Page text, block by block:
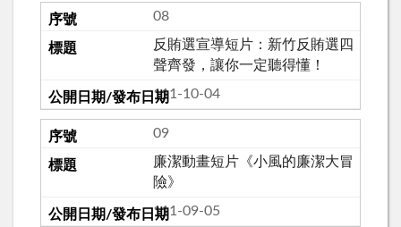
08
反賄選宣導短片：新竹反賄選四
聲齊發，讓你一定聽得懂！
111-10-04
09
廉潔動畫短片《小風的廉潔大冒
險》
111-09-05